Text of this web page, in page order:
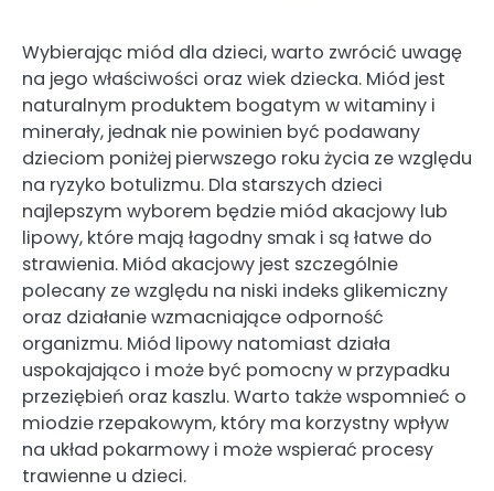
Wybierając miód dla dzieci, warto zwrócić uwagę
na jego właściwości oraz wiek dziecka. Miód jest
naturalnym produktem bogatym w witaminy i
minerały, jednak nie powinien być podawany
dzieciom poniżej pierwszego roku życia ze względu
na ryzyko botulizmu. Dla starszych dzieci
najlepszym wyborem będzie miód akacjowy lub
lipowy, które mają łagodny smak i są łatwe do
strawienia. Miód akacjowy jest szczególnie
polecany ze względu na niski indeks glikemiczny
oraz działanie wzmacniające odporność
organizmu. Miód lipowy natomiast działa
uspokajająco i może być pomocny w przypadku
przeziębień oraz kaszlu. Warto także wspomnieć o
miodzie rzepakowym, który ma korzystny wpływ
na układ pokarmowy i może wspierać procesy
trawienne u dzieci.